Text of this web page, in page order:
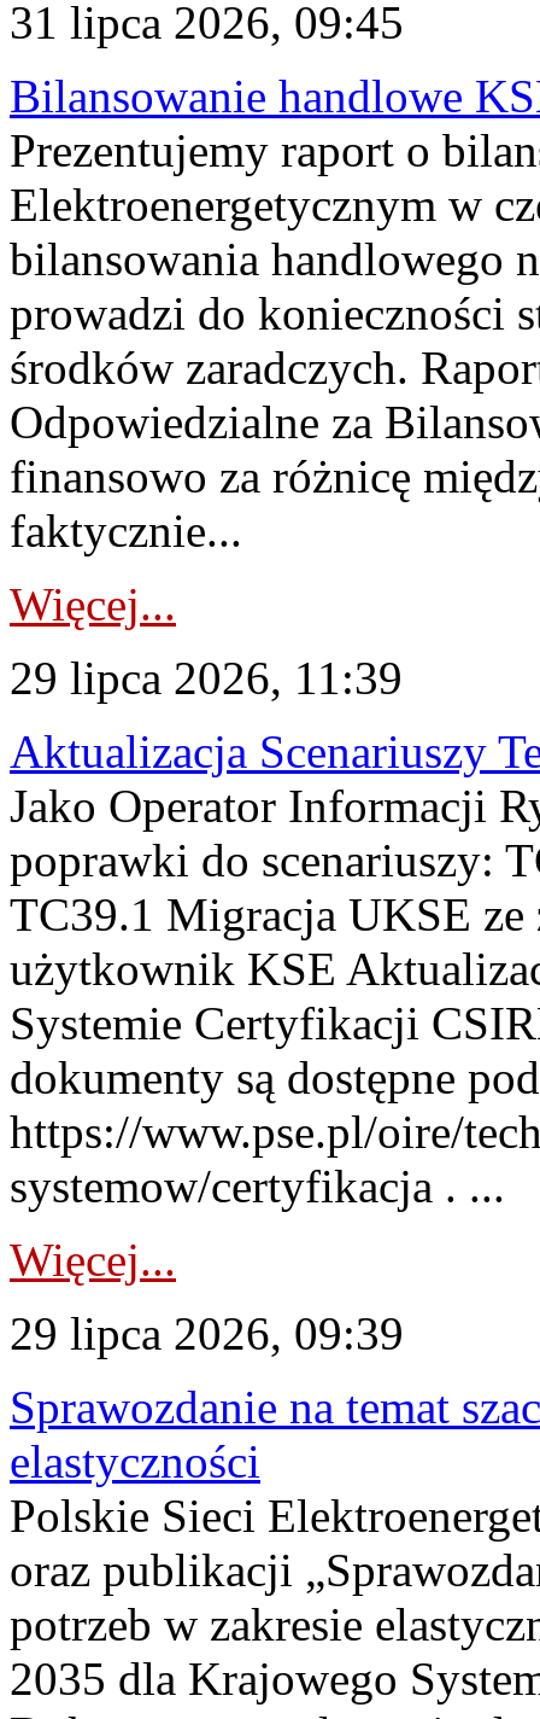
31 lipca 2026, 09:45
Bilansowanie handlowe
Prezentujemy raport o
Elektroenergetycznym w
bilansowania handlowego
prowadzi do konieczności
środków zaradczych.
Odpowiedzialne za
finansowo za różnicę
faktycznie...
Więcej...
29 lipca 2026, 11:39
Aktualizacja Scenariuszy
Jako Operator Informacji
poprawki do scenariuszy:
TC39.1 Migracja UKSE
użytkownik KSE
Systemie Certyfikacji
dokumenty są dostępne
https://www.pse.pl/oire/
systemow/certyfikacja . ...
Więcej...
29 lipca 2026, 09:39
Sprawozdanie na temat
elastyczności
Polskie Sieci
oraz publikacji
potrzeb w zakresie
2035 dla Krajowego